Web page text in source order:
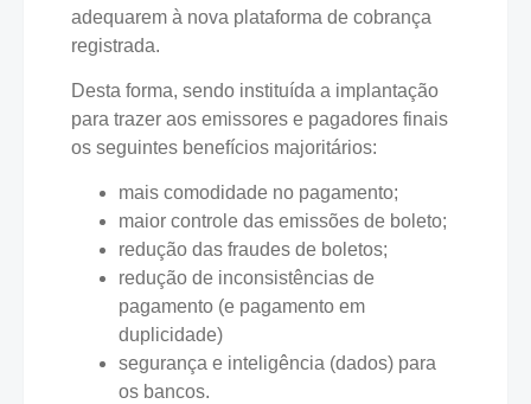
adequarem à nova plataforma de cobrança
registrada.
Desta forma, sendo instituída a implantação
para trazer aos emissores e pagadores finais
os seguintes benefícios majoritários:
mais comodidade no pagamento;
maior controle das emissões de boleto;
redução das fraudes de boletos;
redução de inconsistências de
pagamento (e pagamento em
duplicidade)
segurança e inteligência (dados) para
os bancos.